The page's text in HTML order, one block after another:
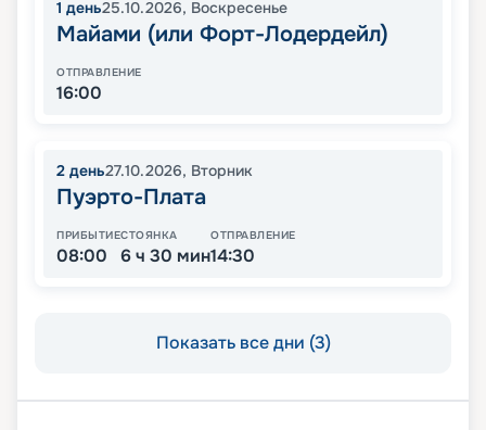
1 день25.10.2026, Воскресенье
Майами (или Форт-Лодердейл)
ОТПРАВЛЕНИЕ
16:00
2 день27.10.2026, Вторник
Пуэрто-Плата
ПРИБЫТИЕ
08:00
СТОЯНКА
6 ч 30 мин
ОТПРАВЛЕНИЕ
14:30
Показать все дни (3)